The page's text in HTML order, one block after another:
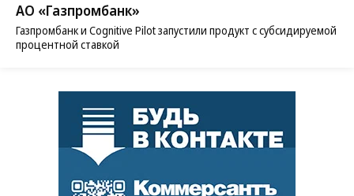
АО «Газпромбанк»
Газпромбанк и Cognitive Pilot запустили продукт с субсидируемой
процентной ставкой